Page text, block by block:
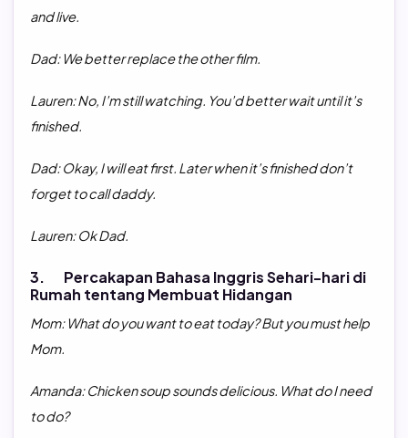
and live.
Dad: We better replace the other film.
Lauren: No, I’m still watching. You’d better wait until it’s
finished.
Dad: Okay, I will eat first. Later when it’s finished don’t
forget to call daddy.
Lauren: Ok Dad.
3. Percakapan Bahasa Inggris Sehari-hari di
Rumah tentang Membuat Hidangan
Mom: What do you want to eat today? But you must help
Mom.
Amanda:Chicken soup sounds delicious. Whatdo I need
to do?